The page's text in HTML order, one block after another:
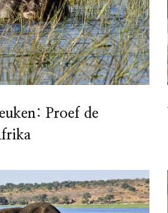
Proef de